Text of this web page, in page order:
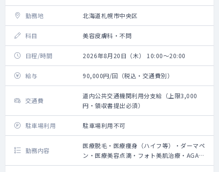
勤務地 北海道札幌市中央区
科目 美容皮膚科・不問
日程/時間 2026年8月20日（木） 10:00～20:00
給与 90,000円/回（税込・交通費別）
交通費
道内公共交通機関利用分支給（上限3,000
円・領収書提出必須）
駐車場利用 駐車場利用不可
勤務内容
医療脱毛・医療痩身（ハイフ等）・ダーマペ
ン・医療美容点滴・フォト美肌治療・AGA治
療の問診業務、施術によるやけど等の診察